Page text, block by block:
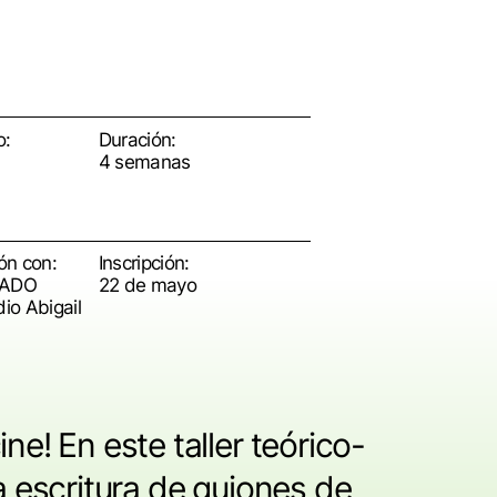
Duración:
4 semanas
con:
Abigail
Inscripción:
22 de mayo
En este taller teórico-
escritura de guiones de